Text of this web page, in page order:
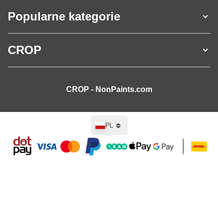
Popularne kategorie
CROP
CROP - NonPaints.com
PL